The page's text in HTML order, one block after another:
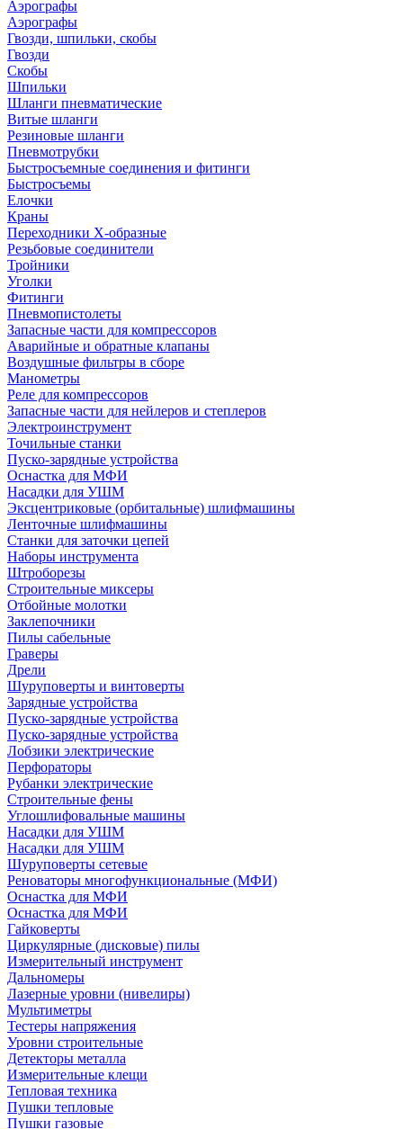
Аэрографы
Аэрографы
Гвозди, шпильки, скобы
Гвозди
Скобы
Шпильки
Шланги пневматические
Витые шланги
Резиновые шланги
Пневмотрубки
Быстросъемные соединения и фитинги
Быстросъемы
Елочки
Краны
Переходники Х-образные
Резьбовые соединители
Тройники
Уголки
Фитинги
Пневмопистолеты
Запасные части для компрессоров
Аварийные и обратные клапаны
Воздушные фильтры в сборе
Манометры
Реле для компрессоров
Запасные части для нейлеров и степлеров
Электроинструмент
Точильные станки
Пуско-зарядные устройства
Оснастка для МФИ
Насадки для УШМ
Эксцентриковые (орбитальные) шлифмашины
Ленточные шлифмашины
Станки для заточки цепей
Наборы инструмента
Штроборезы
Строительные миксеры
Отбойные молотки
Заклепочники
Пилы сабельные
Граверы
Дрели
Шуруповерты и винтоверты
Зарядные устройства
Пуско-зарядные устройства
Пуско-зарядные устройства
Лобзики электрические
Перфораторы
Рубанки электрические
Строительные фены
Углошлифовальные машины
Насадки для УШМ
Насадки для УШМ
Шуруповерты сетевые
Реноваторы многофункциональные (МФИ)
Оснастка для МФИ
Оснастка для МФИ
Гайковерты
Циркулярные (дисковые) пилы
Измерительный инструмент
Дальномеры
Лазерные уровни (нивелиры)
Мультиметры
Тестеры напряжения
Уровни строительные
Детекторы металла
Измерительные клещи
Тепловая техника
Пушки тепловые
Пушки газовые